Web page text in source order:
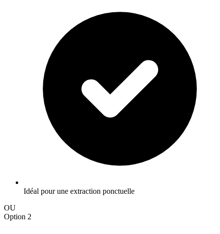
Idéal pour une extraction ponctuelle
OU
Option 2